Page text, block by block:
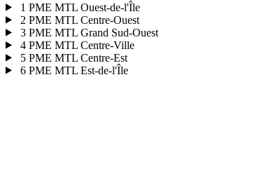
1 PME MTL Ouest-de-l'Île
2 PME MTL Centre-Ouest
3 PME MTL Grand Sud-Ouest
4 PME MTL Centre-Ville
5 PME MTL Centre-Est
6 PME MTL Est-de-l'Île